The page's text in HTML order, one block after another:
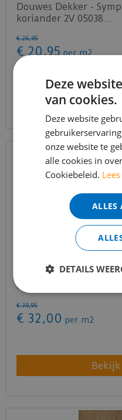
Douwes Dekker -
koriander 2V 05038…
€ 26,95
€ 20 ,95 per m2
Bekijk
Quick-step - Capture -
natuur (Lami…
€ 39,95
€ 32 ,00 per m2
BEREIKBAARHEID
In verband met
t/m 14 augustus
bereikbaar.
Bestelling
echter iets
gewend bent.
Voor vragen
Deze
van cookies.
Deze website
onze website te
alle cookies in
Cookiebeleid.
ALLES
DETAILS